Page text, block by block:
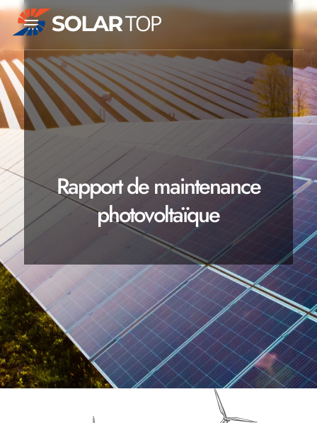
Nettoyage
et
maintenance
d’installations
photovoltaïques
Rapport de maintenance
photovoltaïque
Nettoyage